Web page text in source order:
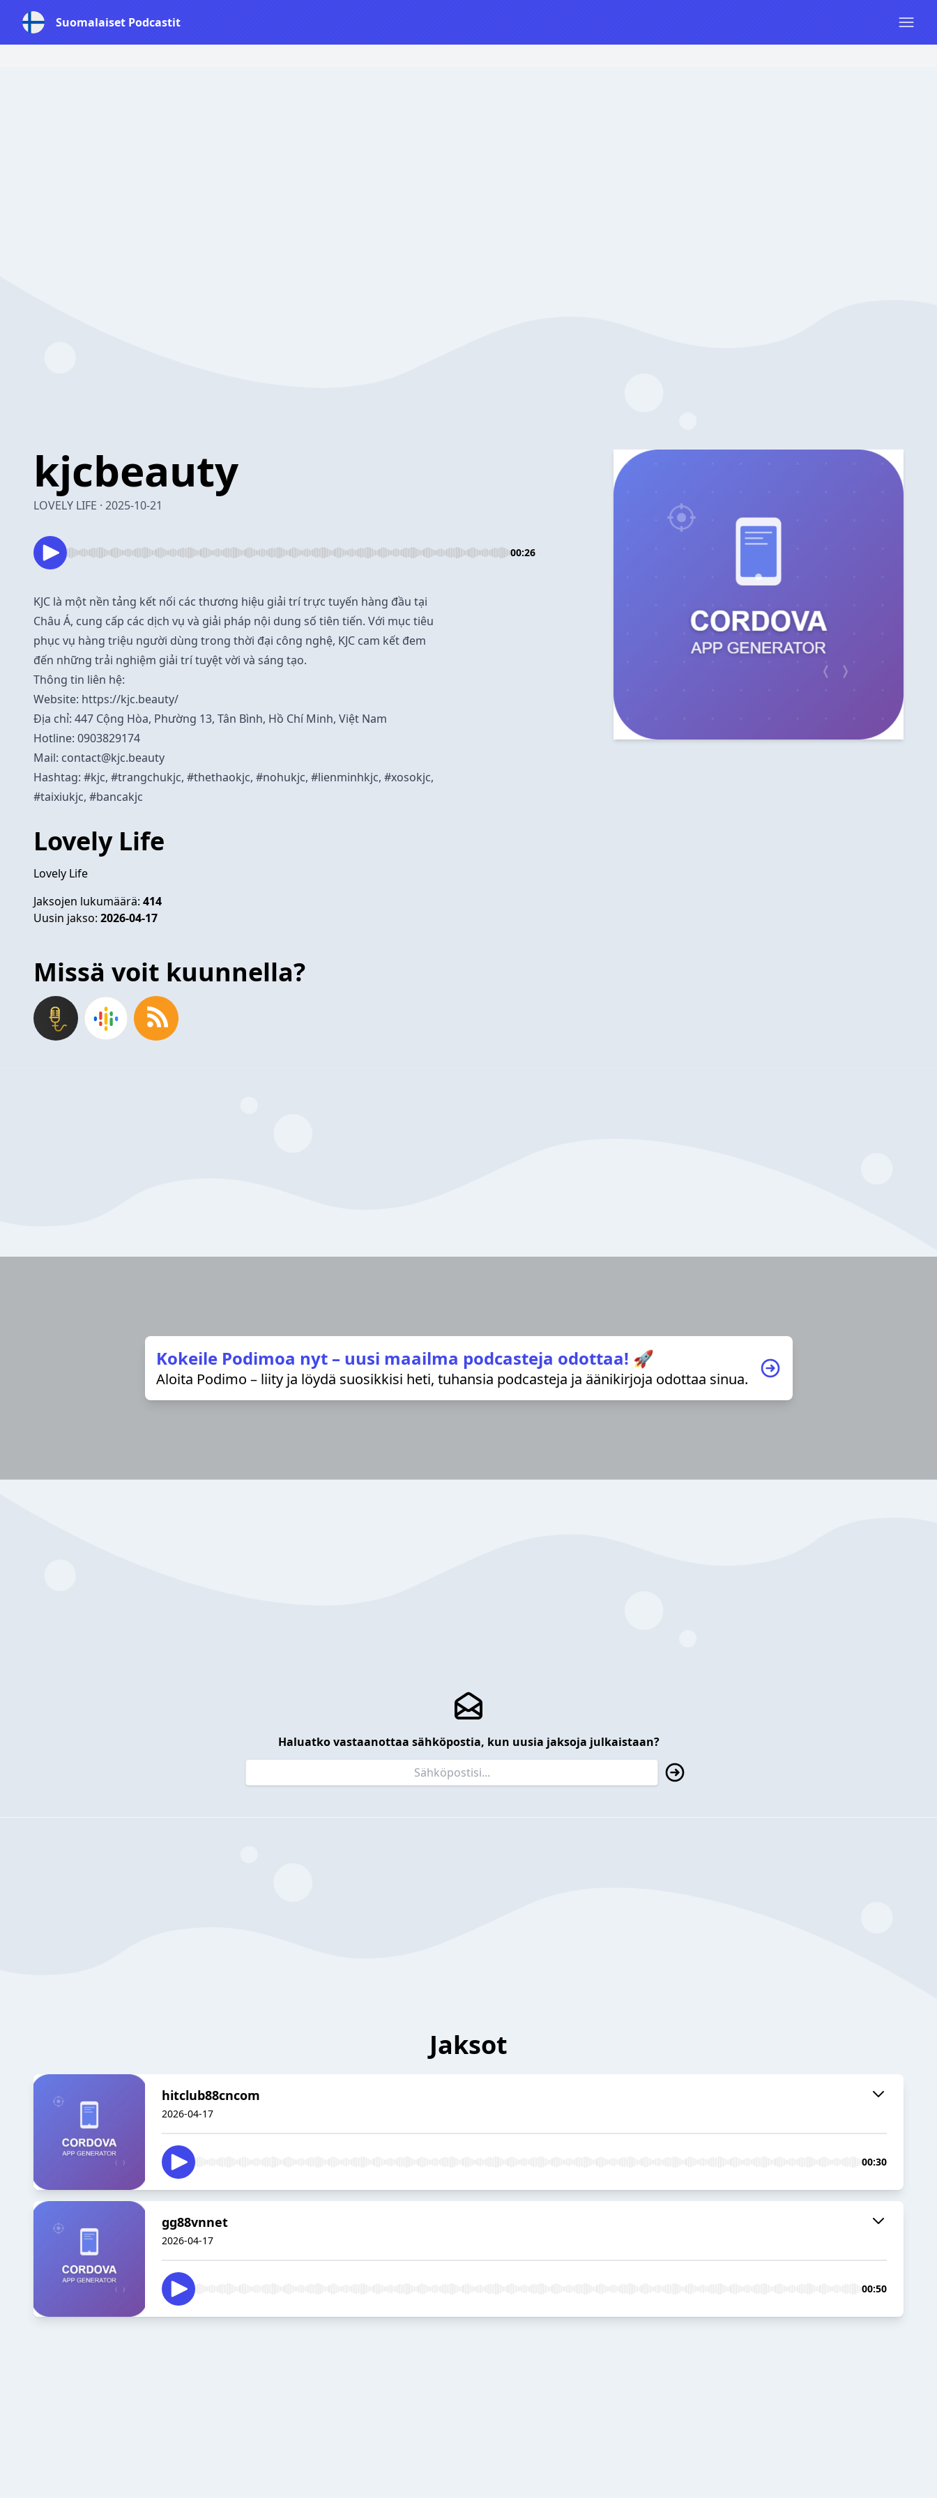
Suomalaiset Podcastit
kjcbeauty
LOVELY LIFE · 2025-10-21
00:26
KJC là một nền tảng kết nối các thương hiệu giải trí trực tuyến hàng đầu tại
Châu Á, cung cấp các dịch vụ và giải pháp nội dung số tiên tiến. Với mục tiêu
phục vụ hàng triệu người dùng trong thời đại công nghệ, KJC cam kết đem
đến những trải nghiệm giải trí tuyệt vời và sáng tạo.
Thông tin liên hệ:
Website: https://kjc.beauty/
Địa chỉ: 447 Cộng Hòa, Phường 13, Tân Bình, Hồ Chí Minh, Việt Nam
Hotline: 0903829174
Mail: contact@kjc.beauty
Hashtag: #kjc, #trangchukjc, #thethaokjc, #nohukjc, #lienminhkjc, #xosokjc,
#taixiukjc, #bancakjc
Lovely Life
Lovely Life
Jaksojen lukumäärä: 414
Uusin jakso: 2026-04-17
Missä voit kuunnella?
Kokeile Podimoa nyt – uusi maailma podcasteja odottaa! 🚀
Aloita Podimo – liity ja löydä suosikkisi heti, tuhansia podcasteja ja äänikirjoja odottaa sinua.
Haluatko vastaanottaa sähköpostia, kun uusia jaksoja julkaistaan?
Jaksot
hitclub88cncom
2026-04-17
00:30
gg88vnnet
2026-04-17
00:50